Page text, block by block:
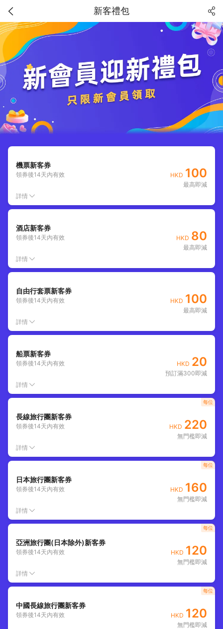
新客禮包
機票新客券
領券後14天內有效 HKD 100
最高即減
詳情
酒店新客券
領券後14天內有效 HKD 80
最高即減
詳情
自由行套票新客券
領券後14天內有效 HKD 100
最高即減
詳情
船票新客券
領券後14天內有效 HKD 20
預訂滿300即減
詳情
長線旅行團新客券
領券後14天內有效 HKD 220
無門檻即減
每位
詳情
日本旅行團新客券
領券後14天內有效 HKD 160
無門檻即減
每位
詳情
亞洲旅行團(日本除外)新客券
領券後14天內有效 HKD 120
無門檻即減
每位
詳情
中國長線旅行團新客券
領券後14天內有效 HKD 120
無門檻即減
每位